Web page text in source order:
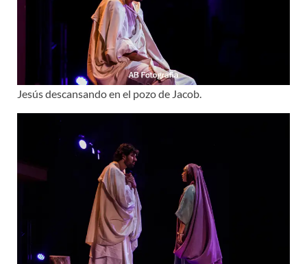
Jesús descansando en el pozo de Jacob.